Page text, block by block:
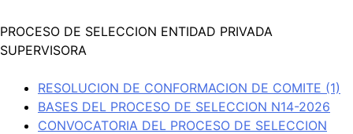
PROCESO DE SELECCION ENTIDAD PRIVADA
SUPERVISORA
RESOLUCION DE CONFORMACION DE COMITE (1)
BASES DEL PROCESO DE SELECCION N14-2026
CONVOCATORIA DEL PROCESO DE SELECCION